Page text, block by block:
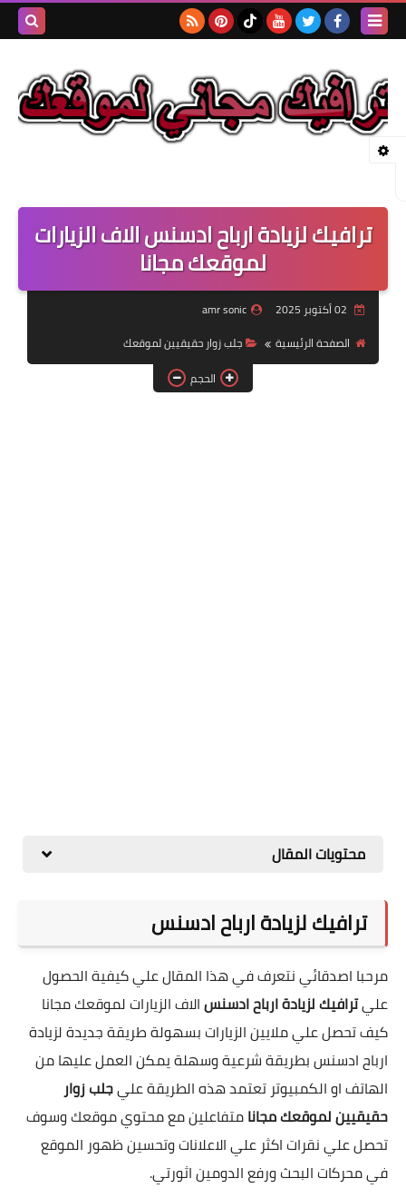
المدونة
ترافيك لزيادة ارباح ادسنس الاف الزيارات
لموقعك مجانا
amr sonic
الصفحة الرئيسية
جلب زوار حقيقيين لموقعك
الحجم
محتويات المقال
ترافيك لزيادة ارباح ادسنس
مرحبا اصدقائي نتعرف في هذا المقال علي كيفية الحصول
عليترافيك لزيادة ارباح ادسنسالاف الزيارات لموقعك مجانا
كيف تحصل علي ملايين الزيارات بسهولة طريقة جديدة لزيادة
ارباح ادسنس بطريقة شرعية وسهلة يمكن العمل عليها من
الهاتف او الكمبيوتر تعتمد هذه الطريقة عليجلب زوار
حقيقيين لموقعك مجانامتفاعلين مع محتوي موقعك وسوف
تحصل علي نقرات اكثر علي الاعلانات وتحسين ظهور الموقع
في محركات البحث ورفع الدومين اثورتي.